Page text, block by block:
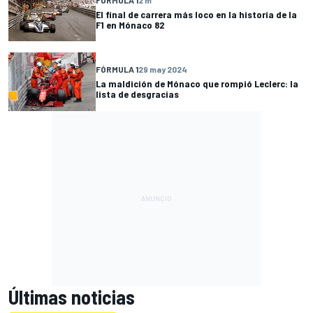
El final de carrera más loco en la historia de la
F1 en Mónaco 82
FÓRMULA 129 may 2024
La maldición de Mónaco que rompió Leclerc: la
lista de desgracias
Últimas noticias